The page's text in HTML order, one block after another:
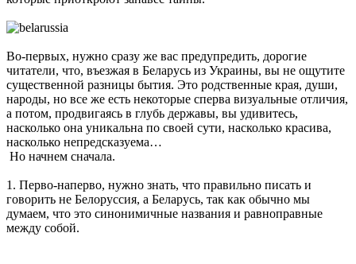
Во-первых, нужно сразу же вас предупредить, дорогие
читатели, что, въезжая в Беларусь из Украины, вы не ощутите
существенной разницы бытия. Это родственные края, души,
народы, но все же есть некоторые сперва визуальные отличия,
а потом, продвигаясь в глубь державы, вы удивитесь,
насколько она уникальна по своей сути, насколько красива,
насколько непредсказуема…
Но начнем сначала.
1. Перво-наперво, нужно знать, что правильно писать и
говорить не Белоруссия, а Беларусь, так как обычно мы
думаем, что это синонимичные названия и равноправные
между собой.